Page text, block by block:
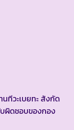
ทีวะเบยทะ สังกัด
ผิดชอบของกอง